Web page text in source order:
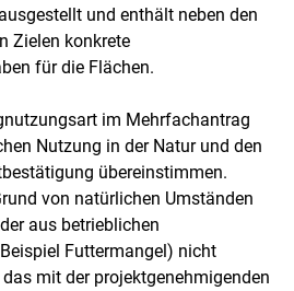
und enthält neben den
Zielen konkrete
für die Flächen.
im Mehrfachantrag
Nutzung in der Natur und den
übereinstimmen.
von natürlichen Umständen
aus betrieblichen
Futtermangel) nicht
mit der projektgenehmigenden